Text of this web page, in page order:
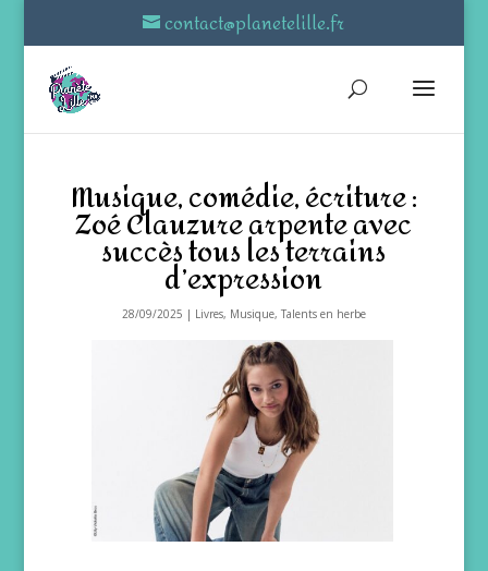
contact@planetelille.fr
Musique, comédie, écriture :
Zoé Clauzure arpente avec
succès tous les terrains
d’expression
28/09/2025 | Livres, Musique, Talents en herbe